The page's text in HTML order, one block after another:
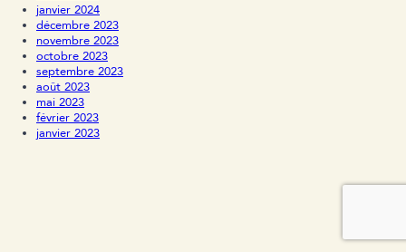
janvier 2024
décembre 2023
novembre 2023
octobre 2023
septembre 2023
août 2023
mai 2023
février 2023
janvier 2023